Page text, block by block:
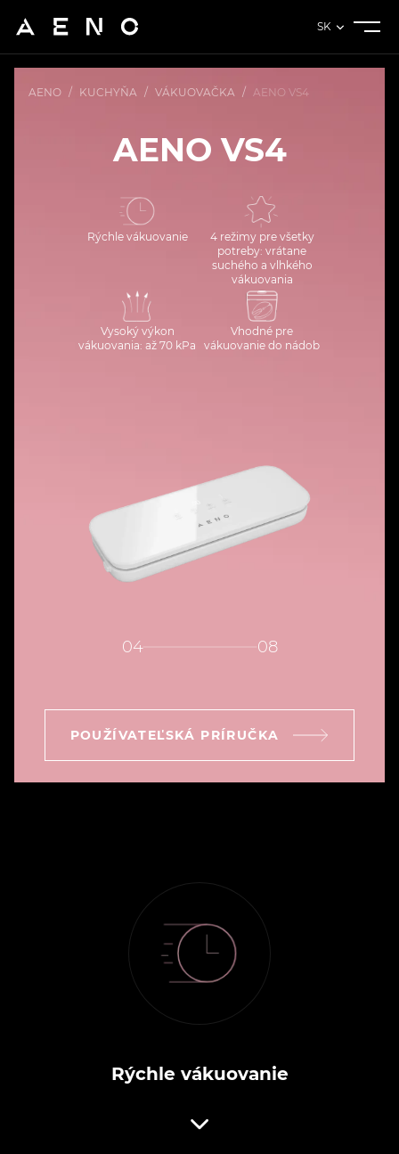
SK
AENO / KUCHYŇA / VÁKUOVAČKA / AENO VS4
AENO VS4
Rýchle vákuovanie
4 režimy pre všetky
potreby: vrátane
suchého a vlhkého
vákuovania
Vysoký výkon
vákuovania: až 70 kPa
Vhodné pre
vákuovanie do nádob
04 08
POUŽÍVATEĽSKÁ PRÍRUČKA
Rýchle vákuovanie